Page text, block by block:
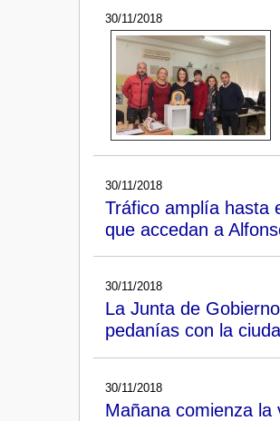
30/11/2018
30/11/2018
Tráfico amplía hasta
que accedan a
30/11/2018
La Junta de
pedanías con la
30/11/2018
Mañana comienza la